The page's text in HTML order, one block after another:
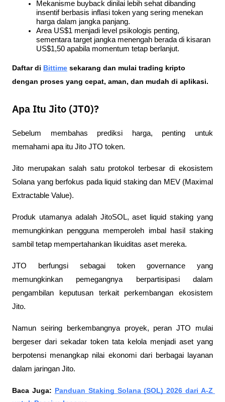
Mekanisme buyback dinilai lebih sehat dibanding
insentif berbasis inflasi token yang sering menekan
harga dalam jangka panjang.
Area US$1 menjadi level psikologis penting,
sementara target jangka menengah berada di kisaran
US$1,50 apabila momentum tetap berlanjut.
Daftar di Bittime sekarang dan mulai trading kripto
dengan proses yang cepat, aman, dan mudah di aplikasi.
Apa Itu Jito (JTO)?
Sebelum membahas prediksi harga, penting untuk
memahami apa itu Jito JTO token.
Jito merupakan salah satu protokol terbesar di ekosistem
Solana yang berfokus pada liquid staking dan MEV (Maximal
Extractable Value).
Produk utamanya adalah JitoSOL, aset liquid staking yang
memungkinkan pengguna memperoleh imbal hasil staking
sambil tetap mempertahankan likuiditas aset mereka.
JTO berfungsi sebagai token governance yang
memungkinkan pemegangnya berpartisipasi dalam
pengambilan keputusan terkait perkembangan ekosistem
Jito.
Namun seiring berkembangnya proyek, peran JTO mulai
bergeser dari sekadar token tata kelola menjadi aset yang
berpotensi menangkap nilai ekonomi dari berbagai layanan
dalam jaringan Jito.
Baca Juga: Panduan Staking Solana (SOL) 2026 dari A-Z